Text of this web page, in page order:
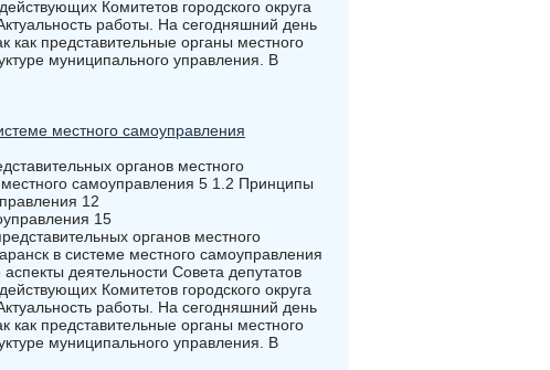
Комитетов городского округа
работы. На сегодняшний день
как представительные органы местного
муниципального управления. В
местного самоуправления
органов местного
самоуправления 5 1.2 Принципы
12
15
органов местного
в системе местного самоуправления
деятельности Совета депутатов
Комитетов городского округа
работы. На сегодняшний день
как представительные органы местного
муниципального управления. В